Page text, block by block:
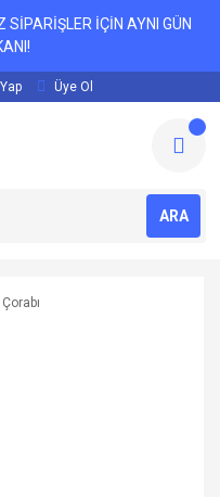
İÇİN AYNI GÜN
Üye Ol
ARA